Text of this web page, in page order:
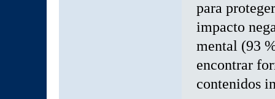
para
impacto
mental (93
encontrar
contenidos